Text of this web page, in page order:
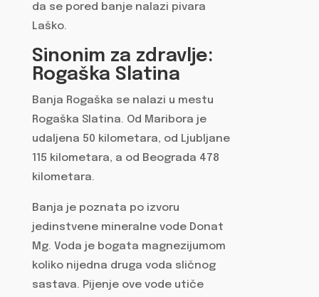
da se pored banje nalazi pivara
Laško.
Sinonim za zdravlje:
Rogaška Slatina
Banja Rogaška se nalazi u mestu
Rogaška Slatina. Od Maribora je
udaljena 50 kilometara, od Ljubljane
115 kilometara, a od Beograda 478
kilometara.
Banja je poznata po izvoru
jedinstvene mineralne vode Donat
Mg. Voda je bogata magnezijumom
koliko nijedna druga voda sličnog
sastava. Pijenje ove vode utiče